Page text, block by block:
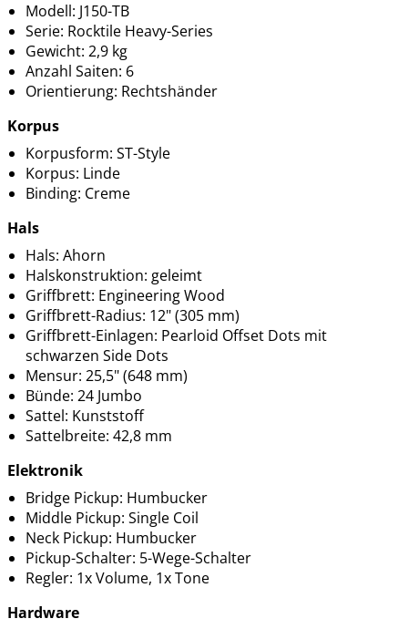
Modell: J150-TB
Serie: Rocktile Heavy-Series
Gewicht: 2,9 kg
Anzahl Saiten: 6
Orientierung: Rechtshänder
Korpus
Korpusform: ST-Style
Korpus: Linde
Binding: Creme
Hals
Hals: Ahorn
Halskonstruktion: geleimt
Griffbrett: Engineering Wood
Griffbrett-Radius: 12" (305 mm)
Griffbrett-Einlagen: Pearloid Offset Dots mit
schwarzen Side Dots
Mensur: 25,5" (648 mm)
Bünde: 24 Jumbo
Sattel: Kunststoff
Sattelbreite: 42,8 mm
Elektronik
Bridge Pickup: Humbucker
Middle Pickup: Single Coil
Neck Pickup: Humbucker
Pickup-Schalter: 5-Wege-Schalter
Regler: 1x Volume, 1x Tone
Hardware